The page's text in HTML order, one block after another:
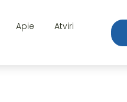
Apie
Atviri